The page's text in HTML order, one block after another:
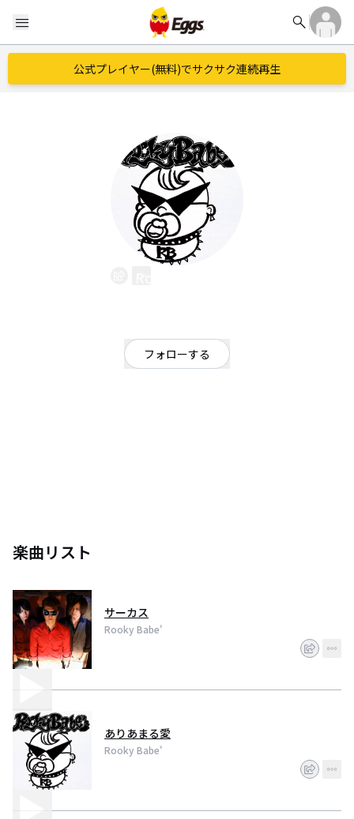
menu search
公式プレイヤー(無料)でサクサク連続再生
フォローする
楽曲リスト
サーカス
Rooky Babe'
ありあまる愛
Rooky Babe'